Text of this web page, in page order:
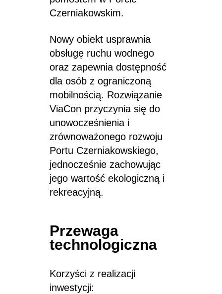
Czerniakowskim.
Nowy obiekt usprawnia
obsługę ruchu wodnego
oraz zapewnia dostępność
dla osób z ograniczoną
mobilnością. Rozwiązanie
ViaCon przyczynia się do
unowocześnienia i
zrównoważonego rozwoju
Portu Czerniakowskiego,
jednocześnie zachowując
jego wartość ekologiczną i
rekreacyjną.
Przewaga
technologiczna
Korzyści z realizacji
inwestycji: